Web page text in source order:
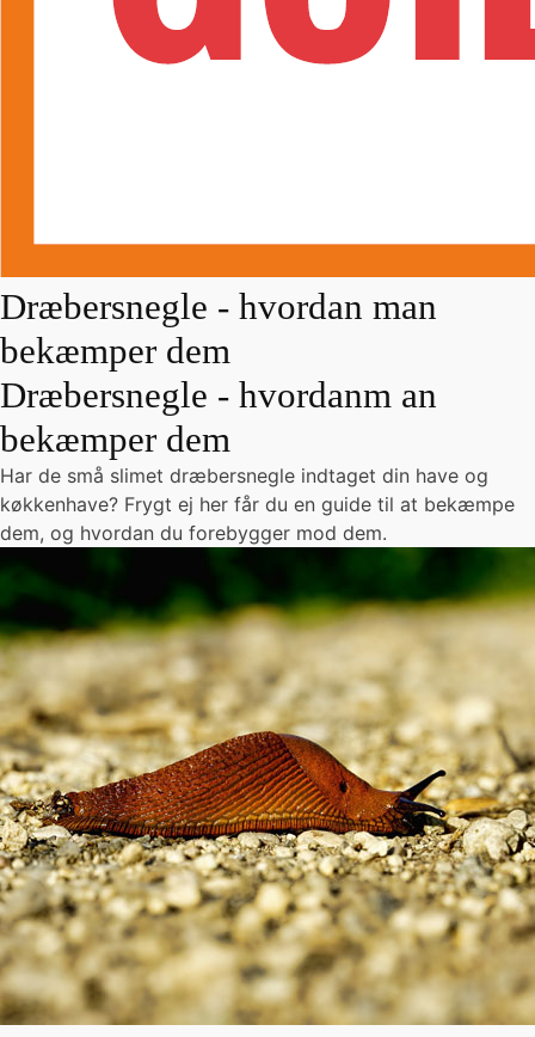
Dræbersnegle - hvordan man
bekæmper dem
Dræbersnegle - hvordanm an
bekæmper dem
Har de små slimet dræbersnegle indtaget din have og
køkkenhave? Frygt ej her får du en guide til at bekæmpe
dem, og hvordan du forebygger mod dem.